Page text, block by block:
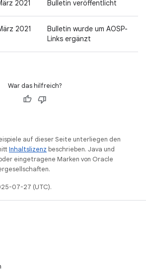
2021 Bulletin veröffentlicht
2021
Bulletin wurde um AOSP-
Links ergänzt
War das hilfreich?
auf dieser Seite unterliegen den
Inhaltslizenz beschrieben. Java und
eingetragene Marken von Oracle
07-27 (UTC).